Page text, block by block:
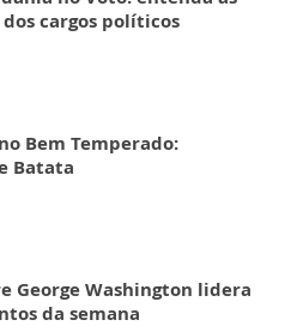
cargos políticos
Bem Temperado:
Batata
George Washington lidera
da semana